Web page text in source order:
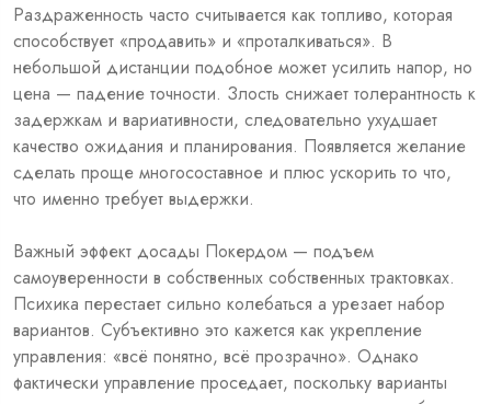
Раздраженность часто считывается как топливо, которая
способствует «продавить» и «проталкиваться». В
небольшой дистанции подобное может усилить напор, но
цена — падение точности. Злость снижает толерантность к
задержкам и вариативности, следовательно ухудшает
качество ожидания и планирования. Появляется желание
сделать проще многосоставное и плюс ускорить то что,
что именно требует выдержки.
Важный эффект досады Покердом — подъем
самоуверенности в собственных собственных трактовках.
Психика перестает сильно колебаться а урезает набор
вариантов. Субъективно это кажется как укрепление
управления: «всё понятно, всё прозрачно». Однако
фактически управление проседает, поскольку варианты